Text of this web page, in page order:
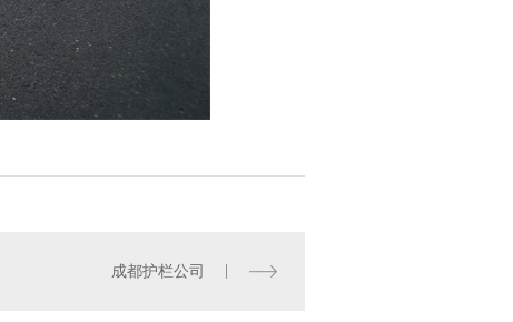
成都护栏公司